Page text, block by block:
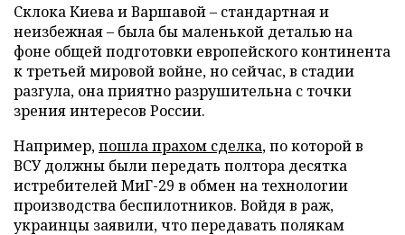
Склока Киева и Варшавой – стандартная и
неизбежная – была бы маленькой деталью на
фоне общей подготовки европейского континента
к третьей мировой войне, но сейчас, в стадии
разгула, она приятно разрушительна с точки
зрения интересов России.
Например,пошла прахом сделка, по которой в
ВСУ должны были передать полтора десятка
истребителей МиГ-29 в обмен на технологии
производства беспилотников. Войдя в раж,
украинцы заявили, что передавать полякам